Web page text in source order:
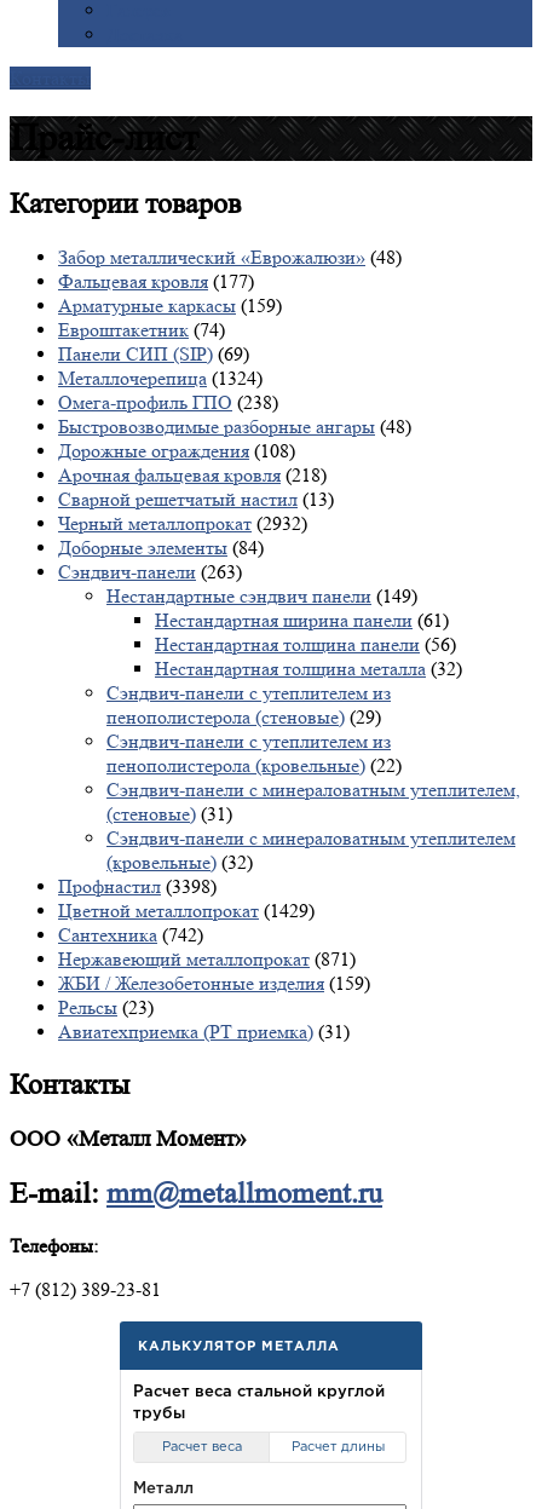
Прайс-лист
Категориитоваров
Забор металлический «Еврожалюзи» (48)
Фальцевая кровля (177)
Арматурные каркасы (159)
Евроштакетник (74)
Панели СИП (SIP) (69)
Металлочерепица (1324)
Омега-профиль ГПО (238)
Быстровозводимые разборные ангары (48)
Дорожные ограждения (108)
Арочная фальцевая кровля (218)
Сварной решетчатый настил (13)
Черный металлопрокат (2932)
Доборные элементы (84)
Сэндвич-панели (263)
Нестандартные сэндвич панели (149)
Нестандартная ширина панели (61)
Нестандартная толщина панели (56)
Нестандартная толщина металла (32)
Сэндвич-панели с утеплителем из
пенополистерола (стеновые) (29)
Сэндвич-панели с утеплителем из
пенополистерола (кровельные) (22)
Сэндвич-панели с минераловатным утеплителем,
(стеновые) (31)
Сэндвич-панели с минераловатным утеплителем
(кровельные) (32)
Профнастил (3398)
Цветной металлопрокат (1429)
Сантехника (742)
Нержавеющий металлопрокат (871)
ЖБИ / Железобетонные изделия (159)
Рельсы (23)
Авиатехприемка (РТ приемка) (31)
Контакты
ООО «Металл Момент»
E-mail: mm@metallmoment.ru
Телефоны:
+7 (812) 389-23-81